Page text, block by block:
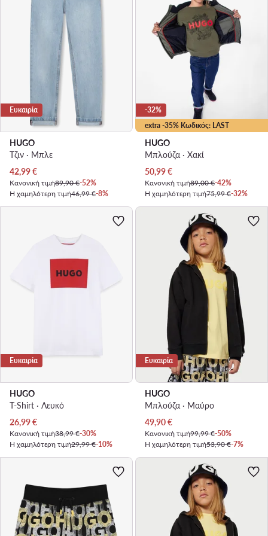
Ευκαιρία
HUGO
Τζιν · Μπλε
Τρέχουσα τιμή
42,99€
Κανονική τιμή89,90 €-52%
Η χαμηλότερη τιμή46,99 €-8%
extra -35% Κωδικός: LAST
-32%
HUGO
Μπλούζα · Χακί
Τρέχουσα τιμή
50,99€
Κανονική τιμή89,00 €-42%
Η χαμηλότερη τιμή75,99 €-32%
Ευκαιρία
HUGO
T-Shirt · Λευκό
Τρέχουσα τιμή
26,99€
Κανονική τιμή38,99 €-30%
Η χαμηλότερη τιμή29,99 €-10%
Ευκαιρία
HUGO
Μπλούζα · Μαύρο
Τρέχουσα τιμή
49,90€
Κανονική τιμή99,99 €-50%
Η χαμηλότερη τιμή53,90 €-7%